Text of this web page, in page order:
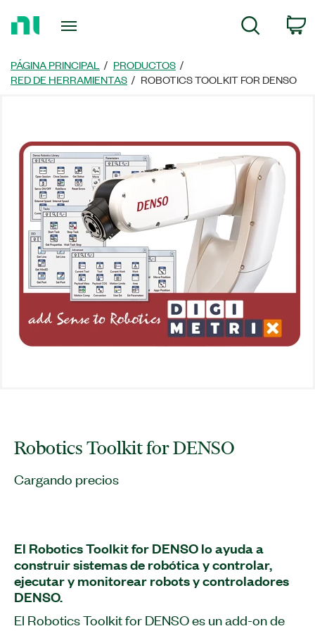
página
principal
Búsqueda
PÁGINA PRINCIPAL
PRODUCTOS
RED DE HERRAMIENTAS
ROBOTICS TOOLKIT FOR DENSO
Robotics Toolkit for DENSO
Cargando precios
El Robotics Toolkit for DENSO lo ayuda a
construir sistemas de robótica y controlar,
ejecutar y monitorear robots y controladores
DENSO.
El Robotics Toolkit for DENSO es un add-on de